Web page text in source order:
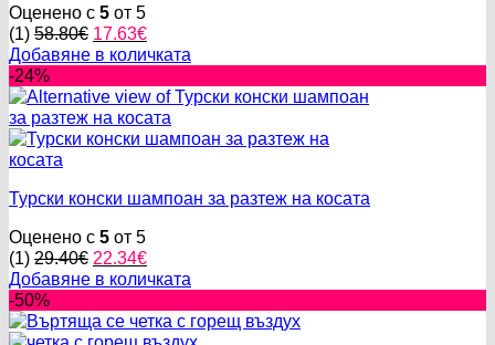
Оценено с 5 от 5
(1) 58.80€ Original
price
58.80€.
17.63€Текущата
цена
17.63€.
Добавяне в количката
-24%
Турски конски шампоан за разтеж на косата
Оценено с 5 от 5
(1) 29.40€ Original
price
29.40€.
22.34€Текущата
цена
22.34€.
Добавяне в количката
-50%